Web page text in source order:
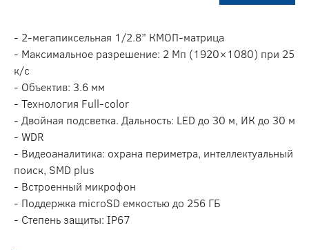
- 2-мегапиксельная 1/2.8” КМОП-матрица
- Максимальное разрешение: 2 Мп (1920×1080) при 25
к/с
- Объектив: 3.6 мм
- Технология Full-color
- Двойная подсветка. Дальность: LED до 30 м, ИК до 30 м
- WDR
- Видеоаналитика: охрана периметра, интеллектуальный
поиск, SMD plus
- Встроенный микрофон
- Поддержка microSD емкостью до 256 ГБ
- Степень защиты: IP67